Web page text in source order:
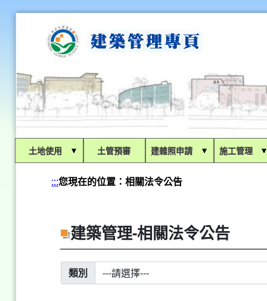
土地使用 土管預審 建雜照申請 施工管理
:::您現在的位置： 相關法令公告